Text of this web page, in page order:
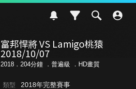
富邦悍將 VS Lamigo桃猿
2018/10/07
2018．204分鐘 ． 普遍級 ．HD畫質
類型 2018年完整賽事